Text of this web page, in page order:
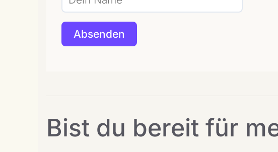
Bist du bereit für